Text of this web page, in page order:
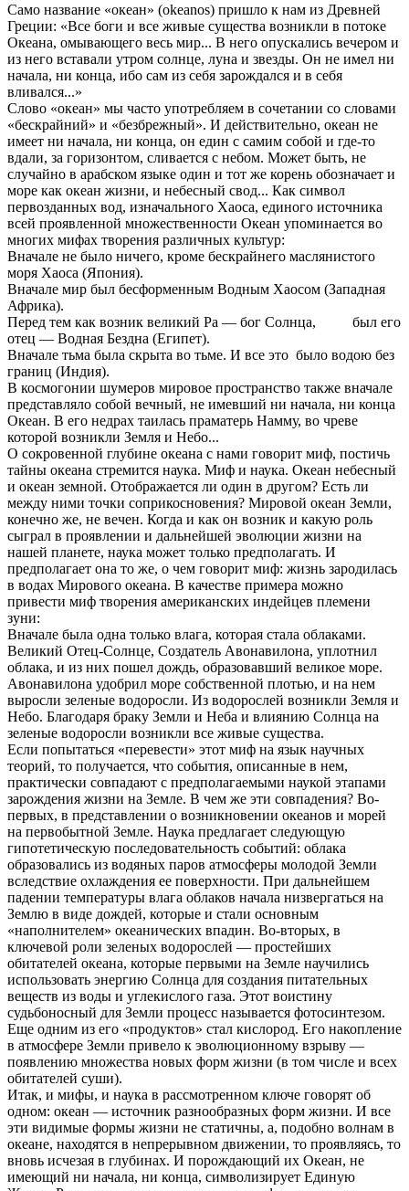
Само название «океан» (okeanos) пришло к нам из Древней
Греции: «Все боги и все живые существа возникли в потоке
Океана, омывающего весь мир... В него опускались вечером и
из него вставали утром солнце, луна и звезды. Он не имел ни
начала, ни конца, ибо сам из себя зарождался и в себя
вливался...»
Слово «океан» мы часто употребляем в сочетании со словами
«бескрайний» и «безбрежный». И действительно, океан не
имеет ни начала, ни конца, он един с самим собой и где-то
вдали, за горизонтом, сливается с небом. Может быть, не
случайно в арабском языке один и тот же корень обозначает и
море как океан жизни, и небесный свод... Как символ
первозданных вод, изначального Хаоса, единого источника
всей проявленной множественности Океан упоминается во
многих мифах творения различных культур:
Вначале не было ничего, кроме бескрайнего маслянистого
моря Хаоса (Япония).
Вначале мир был бесформенным Водным Хаосом (Западная
Африка).
Перед тем как возник великий Ра — бог Солнца, был его
отец — Водная Бездна (Египет).
Вначале тьма была скрыта во тьме. И все это было водою без
границ (Индия).
В космогонии шумеров мировое пространство также вначале
представляло собой вечный, не имевший ни начала, ни конца
Океан. В его недрах таилась праматерь Намму, во чреве
которой возникли Земля и Небо...
О сокровенной глубине океана с нами говорит миф, постичь
тайны океана стремится наука. Миф и наука. Океан небесный
и океан земной. Отображается ли один в другом? Есть ли
между ними точки соприкосновения? Мировой океан Земли,
конечно же, не вечен. Когда и как он возник и какую роль
сыграл в проявлении и дальнейшей эволюции жизни на
нашей планете, наука может только предполагать. И
предполагает она то же, о чем говорит миф: жизнь зародилась
в водах Мирового океана. В качестве примера можно
привести миф творения американских индейцев племени
зуни:
Вначале была одна только влага, которая стала облаками.
Великий Отец-Солнце, Создатель Авонавилона, уплотнил
облака, и из них пошел дождь, образовавший великое море.
Авонавилона удобрил море собственной плотью, и на нем
выросли зеленые водоросли. Из водорослей возникли Земля и
Небо. Благодаря браку Земли и Неба и влиянию Солнца на
зеленые водоросли возникли все живые существа.
Если попытаться «перевести» этот миф на язык научных
теорий, то получается, что события, описанные в нем,
практически совпадают с предполагаемыми наукой этапами
зарождения жизни на Земле. В чем же эти совпадения? Во-
первых, в представлении о возникновении океанов и морей
на первобытной Земле. Наука предлагает следующую
гипотетическую последовательность событий: облака
образовались из водяных паров атмосферы молодой Земли
вследствие охлаждения ее поверхности. При дальнейшем
падении температуры влага облаков начала низвергаться на
Землю в виде дождей, которые и стали основным
«наполнителем» океанических впадин. Во-вторых, в
ключевой роли зеленых водорослей — простейших
обитателей океана, которые первыми на Земле научились
использовать энергию Солнца для создания питательных
веществ из воды и углекислого газа. Этот воистину
судьбоносный для Земли процесс называется фотосинтезом.
Еще одним из его «продуктов» стал кислород. Его накопление
в атмосфере Земли привело к эволюционному взрыву —
появлению множества новых форм жизни (в том числе и всех
обитателей суши).
Итак, и мифы, и наука в рассмотренном ключе говорят об
одном: океан — источник разнообразных форм жизни. И все
эти видимые формы жизни не статичны, а, подобно волнам в
океане, находятся в непрерывном движении, то проявляясь, то
вновь исчезая в глубинах. И порождающий их Океан, не
имеющий ни начала, ни конца, символизирует Единую